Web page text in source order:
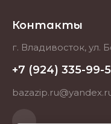
Контакты
г. Владивосток, ул.
+7 (924) 335-99-